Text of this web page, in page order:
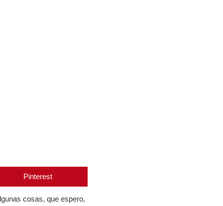
Pinterest
cosas, que espero,